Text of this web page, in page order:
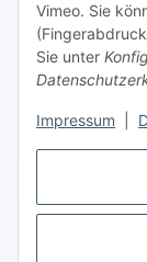
Vimeo. Sie
Sie unter
Impressum
Informationen
Gesetzliche